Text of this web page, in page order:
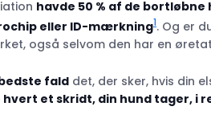
havde 50 % af de bortløbne
eller ID-mærkning1. Og er
også selvom den har en
falddet, der sker, hvis din
hvert et skridt, din hund tager, i